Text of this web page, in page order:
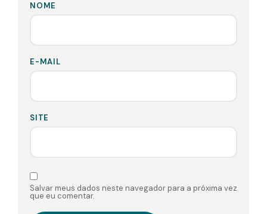
NOME
E-MAIL
SITE
Salvar meus dados neste navegador para a próxima vez
que eu comentar.